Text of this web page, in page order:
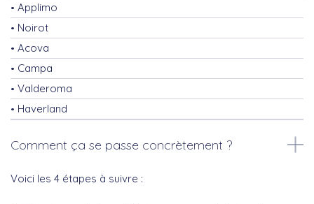
Applimo
Noirot
Acova
Campa
Valderoma
Haverland
Comment ça se passe concrètement ?
Voici les 4 étapes à suivre :